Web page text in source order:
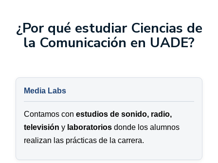
¿Por qué estudiar Ciencias de
la Comunicación en UADE?
Media Labs
Contamos conestudios de sonido, radio,
televisión y laboratorios donde los alumnos
realizan las prácticas de la carrera.